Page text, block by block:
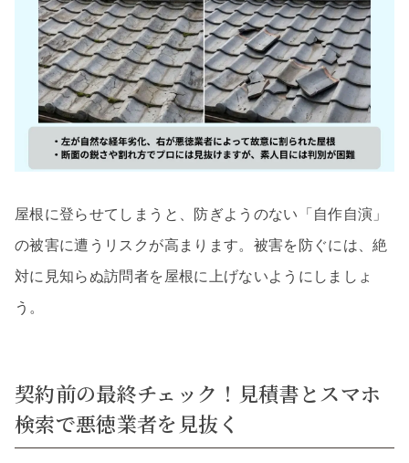
屋根に登らせてしまうと、防ぎようのない「自作自演」
の被害に遭うリスクが高まります。被害を防ぐには、絶
対に見知らぬ訪問者を屋根に上げないようにしましょ
う。
契約前の最終チェック！見積書とスマホ
検索で悪徳業者を見抜く